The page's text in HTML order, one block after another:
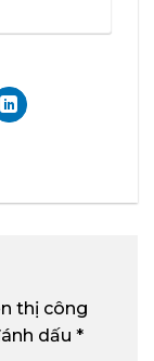
thị công
dấu *